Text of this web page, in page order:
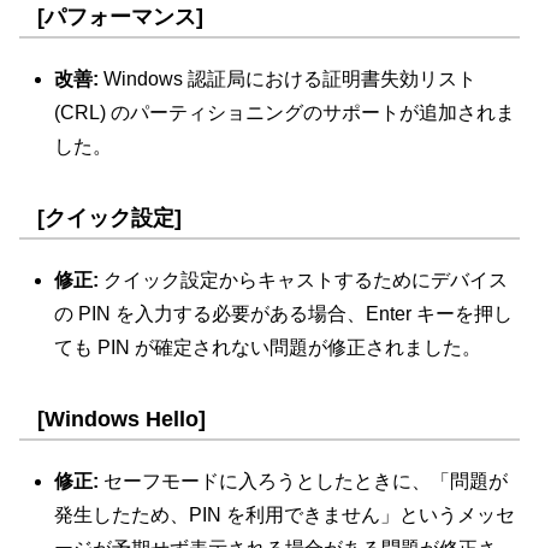
[パフォーマンス]
改善: Windows 認証局における証明書失効リスト
(CRL) のパーティショニングのサポートが追加されま
した。
[クイック設定]
修正: クイック設定からキャストするためにデバイス
の PIN を入力する必要がある場合、Enter キーを押し
ても PIN が確定されない問題が修正されました。
[Windows Hello]
修正: セーフモードに入ろうとしたときに、「問題が
発生したため、PIN を利用できません」というメッセ